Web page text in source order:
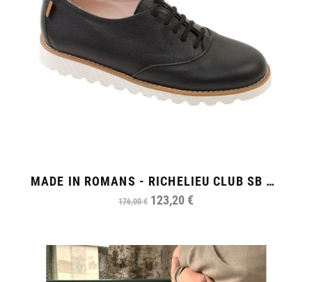
MADE IN ROMANS - RICHELIEU CLUB SB FEMME
176,00 € 123,20 €